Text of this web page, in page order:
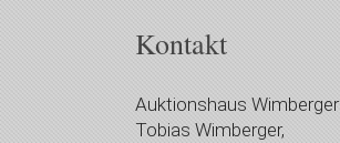
Kontakt
Auktionshaus Wimberger
Tobias Wimberger,